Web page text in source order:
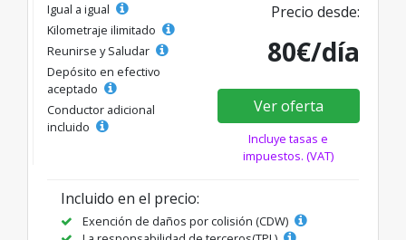
Igual a igual
Kilometraje ilimitado
Reunirse y Saludar
Depósito en efectivo
aceptado
Conductor adicional
incluido
Precio desde:
80€/día
Ver oferta
Incluye tasas e
impuestos. (VAT)
Incluido en el precio:
Exención de daños por colisión (CDW)